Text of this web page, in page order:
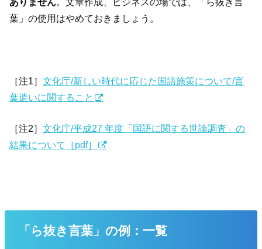
葉」の使用はやめておきましょう。
［注1］文化庁/新しい時代に応じた国語施策について/言
葉遣いに関すること
［注2］文化庁/平成27 年度「国語に関する世論調査」の
結果について［pdf］
「ら抜き言葉」の例：一覧